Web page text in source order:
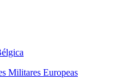
Militares Europeas